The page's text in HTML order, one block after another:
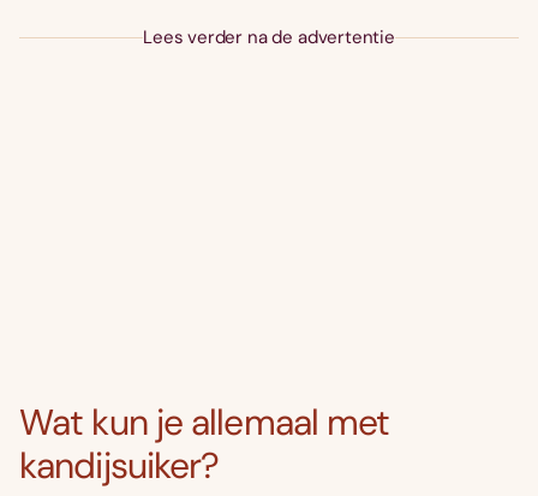
Lees verder na de advertentie
Wat kun je allemaal met
kandijsuiker?